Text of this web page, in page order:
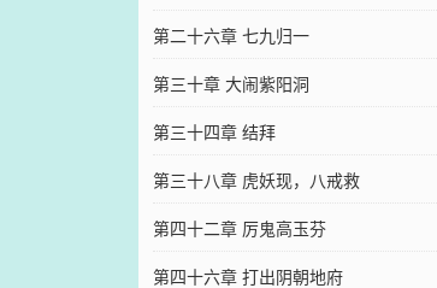
第二十六章 七九归一
第三十章 大闹紫阳洞
第三十四章 结拜
第三十八章 虎妖现，八戒救
第四十二章 厉鬼高玉芬
第四十六章 打出阴朝地府